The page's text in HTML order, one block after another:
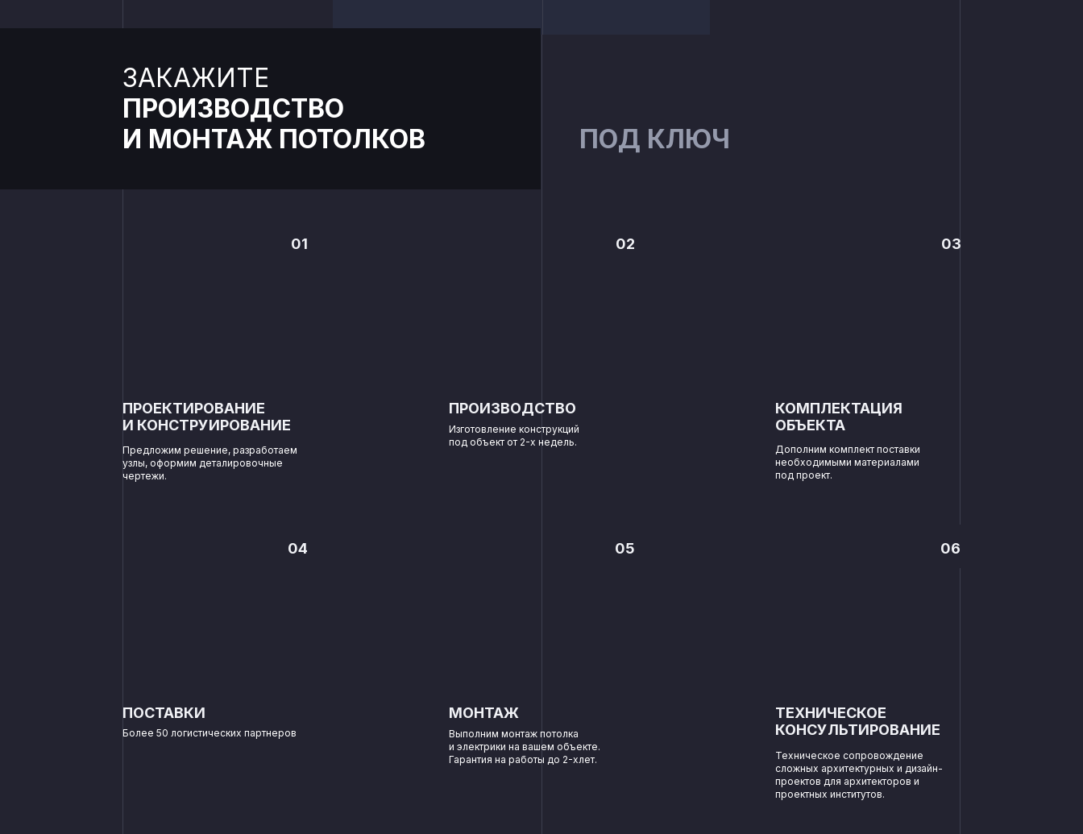
Техническое сопровождение
сложных архитектурных и дизайн-
проектов для архитекторов и
проектных институтов.
ТЕХНИЧЕСКОЕ
КОНСУЛЬТИРОВАНИЕ
МОНТАЖ
Выполним монтаж потолка
и электрики на вашем объекте.
Гарантия на работы до 2-хлет.
Более 50 логистических партнеров
ПОСТАВКИ
Изготовление конструкций
под объект от 2-х недель.
ПРОИЗВОДСТВО
КОМПЛЕКТАЦИЯ
ОБЪЕКТА
Дополним комплект поставки
необходимыми материалами
под проект.
Предложим решение, разработаем
узлы, оформим деталировочные
чертежи.
ПРОЕКТИРОВАНИЕ
И КОНСТРУИРОВАНИЕ
06
05
03
02
04
01
ПОД КЛЮЧ
ЗАКАЖИТЕ
ПРОИЗВОДСТВО
И МОНТАЖ ПОТОЛКОВ